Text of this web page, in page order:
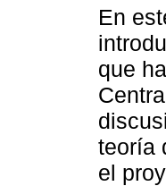
En
que
teoría
el